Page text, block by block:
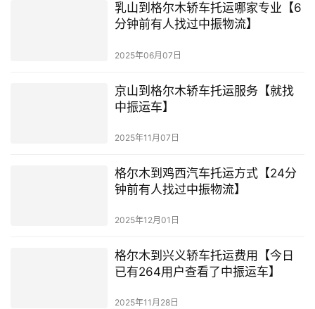
乳山到格尔木轿车托运哪家专业【6
分钟前有人找过中振物流】
2025年06月07日
京山到格尔木轿车托运服务【就找
中振运车】
2025年11月07日
格尔木到鸡西汽车托运方式【24分
钟前有人找过中振物流】
2025年12月01日
格尔木到兴义轿车托运费用【今日
已有264用户查看了中振运车】
2025年11月28日